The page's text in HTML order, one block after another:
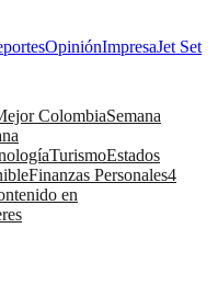
OpiniónImpresaJet Set
ColombiaSemana
TurismoEstados
Finanzas Personales4
en